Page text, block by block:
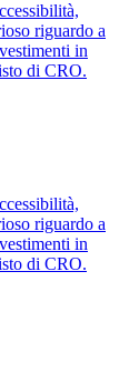
riguardo a
in
di CRO.
riguardo a
in
di CRO.